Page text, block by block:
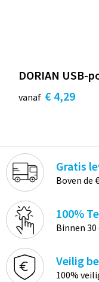
DORIAN USB-
vanaf € 4,29
Gratis
Boven de
100%
Binnen
Veilig
100%